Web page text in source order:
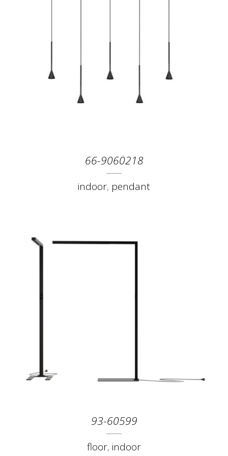
66-9060218
indoor, pendant
93-60599
floor, indoor